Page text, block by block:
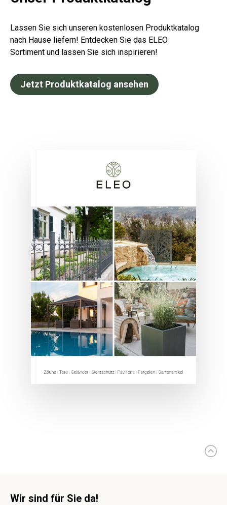
Lassen Sie sich unseren kostenlosen Produktkatalog
nach Hause liefern! Entdecken Sie das ELEO
Sortiment und lassen Sie sich inspirieren!
Jetzt Produktkatalog ansehen
Wir sind für Sie da!